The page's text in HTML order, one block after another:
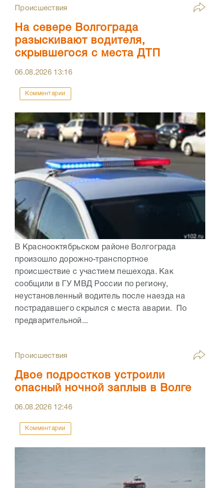
Происшествия
На севере Волгограда
разыскивают водителя,
скрывшегося с места ДТП
06.08.2026 13:16
Комментарии
В Краснооктябрьском районе Волгограда
произошло дорожно-транспортное
происшествие с участием пешехода. Как
сообщили в ГУ МВД России по региону,
неустановленный водитель после наезда на
пострадавшего скрылся с места аварии. По
предварительной...
Происшествия
Двое подростков устроили
опасный ночной заплыв в Волге
06.08.2026 12:46
Комментарии